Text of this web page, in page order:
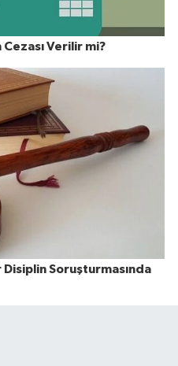
Cezası Verilir mi?
Soruşturmasında